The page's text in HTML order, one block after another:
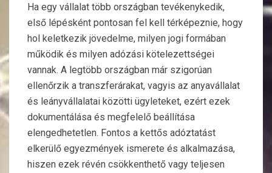
Ha egy vállalat több országban tevékenykedik,
első lépésként pontosan fel kell térképeznie, hogy
hol keletkezik jövedelme, milyen jogi formában
működik és milyen adózási kötelezettségei
vannak. A legtöbb országban már szigorúan
ellenőrzik a transzferárakat, vagyis az anyavállalat
és leányvállalatai közötti ügyleteket, ezért ezek
dokumentálása és megfelelő beállítása
elengedhetetlen. Fontos a kettős adóztatást
elkerülő egyezmények ismerete és alkalmazása,
hiszen ezek révén csökkenthető vagy teljesen